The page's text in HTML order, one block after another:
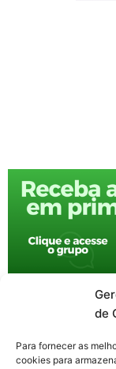
de
Para fornecer as
cookies para